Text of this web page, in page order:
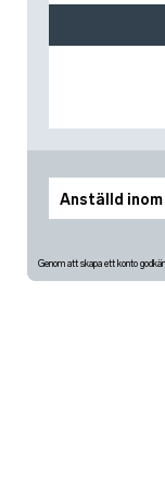
Anställd inom
Genom att skapa ett konto